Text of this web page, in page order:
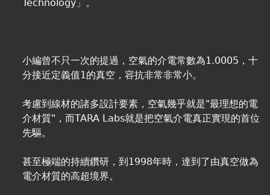
Technology」。
小編曾不只一次的提過，空氣的介電常數為1.0005，十
分接近定義值1的真空，容抗非常非常小。
考慮到線材的諸多設計要素，空氣幾乎就是"最理想的電
介材質"，而TARA Labs就是把空氣介電真正實現的首位
先驅。
甚至極端的持續鑽研，到1998年時，達到了由真空做為
電介材質的高超境界。